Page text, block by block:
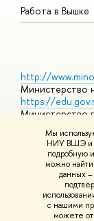
Мы
НИУ ВШЭ и
подробную
можно найти
данных –
с нашими
можете
Работа в Вышке
http://
Министерство
https://
Министерство
https://
Массовые
© НИУ ВШЭ
использования
Шрифты HSE